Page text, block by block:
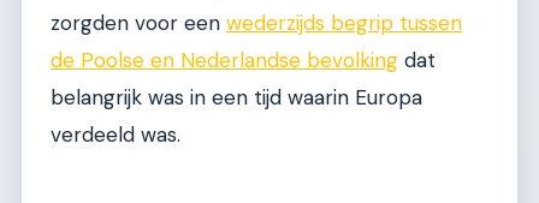
zorgden voor een wederzijds begrip tussen
de Poolse en Nederlandse bevolking dat
belangrijk was in een tijd waarin Europa
verdeeld was.